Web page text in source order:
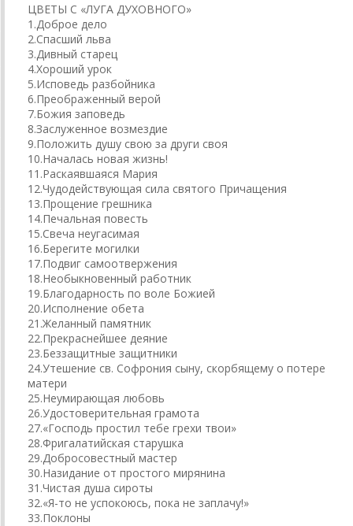
ЦВЕТЫ С «ЛУГА ДУХОВНОГО»
1.Доброе дело
2.Спасший льва
3.Дивный старец
4.Хороший урок
5.Исповедь разбойника
6.Преображенный верой
7.Божия заповедь
8.Заслуженное возмездие
9.Положить душу свою за други своя
10.Началась новая жизнь!
11.Раскаявшаяся Мария
12.Чудодействующая сила святого Причащения
13.Прощение грешника
14.Печальная повесть
15.Свеча неугасимая
16.Берегите могилки
17.Подвиг самоотвержения
18.Необыкновенный работник
19.Благодарность по воле Божией
20.Исполнение обета
21.Желанный памятник
22.Прекраснейшее деяние
23.Беззащитные защитники
24.Утешение св. Софрония сыну, скорбящему о потере
матери
25.Неумирающая любовь
26.Удостоверительная грамота
27.«Господь простил тебе грехи твои»
28.Фригалатийская старушка
29.Добросовестный мастер
30.Назидание от простого мирянина
31.Чистая душа сироты
32.«Я-то не успокоюсь, пока не заплачу!»
33.Поклоны